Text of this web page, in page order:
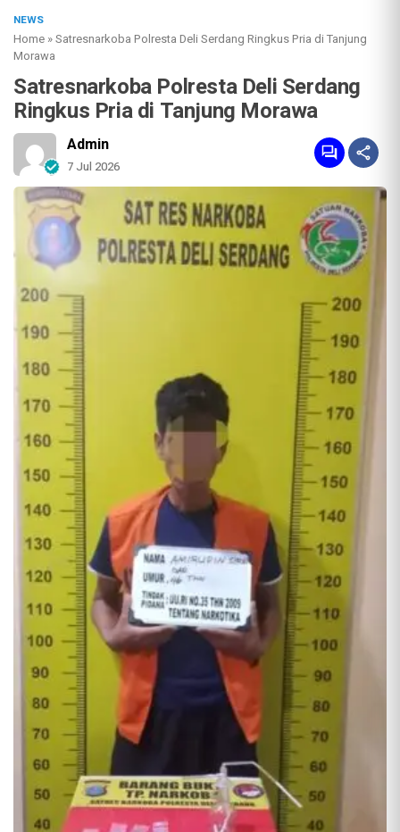
NEWS
Home »Satresnarkoba Polresta Deli Serdang Ringkus Pria di Tanjung
Morawa
Satresnarkoba Polresta Deli Serdang
Ringkus Pria di Tanjung Morawa
Admin
7 Jul 2026